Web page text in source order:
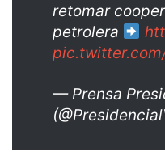
retomar
petrolera
— Prensa